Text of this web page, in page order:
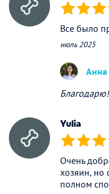
(*) (*) (*)
Все было
июль 2025
Анна
Yulia
(*) (*) (*)
Очень
хозяин, но
полном